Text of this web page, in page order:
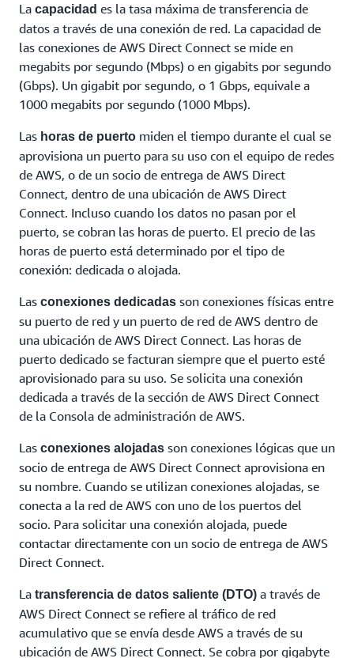
La capacidad es la tasa máxima de transferencia de
datos a través de una conexión de red. La capacidad de
las conexiones de AWS Direct Connect se mide en
megabits por segundo (Mbps) o en gigabits por segundo
(Gbps). Un gigabit por segundo, o 1 Gbps, equivale a
1000 megabits por segundo (1000 Mbps).
Las horas de puerto miden el tiempo durante el cual se
aprovisiona un puerto para su uso con el equipo de redes
de AWS, o de un socio de entrega de AWS Direct
Connect, dentro de una ubicación de AWS Direct
Connect. Incluso cuando los datos no pasan por el
puerto, se cobran las horas de puerto. El precio de las
horas de puerto está determinado por el tipo de
conexión: dedicada o alojada.
Las conexiones dedicadas son conexiones físicas entre
su puerto de red y un puerto de red de AWS dentro de
una ubicación de AWS Direct Connect. Las horas de
puerto dedicado se facturan siempre que el puerto esté
aprovisionado para su uso. Se solicita una conexión
dedicada a través de la sección de AWS Direct Connect
de la Consola de administración de AWS.
Las conexiones alojadas son conexiones lógicas que un
socio de entrega de AWS Direct Connect aprovisiona en
su nombre. Cuando se utilizan conexiones alojadas, se
conecta a la red de AWS con uno de los puertos del
socio. Para solicitar una conexión alojada, puede
contactar directamente con un socio de entrega de AWS
Direct Connect.
La transferencia de datos saliente (DTO) a través de
AWS Direct Connect se refiere al tráfico de red
acumulativo que se envía desde AWS a través de su
ubicación de AWS Direct Connect. Se cobra por gigabyte